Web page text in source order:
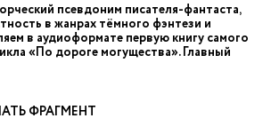
псевдоним писателя-фантаста,
в жанрах тёмного фэнтези и
в аудиоформате первую книгу самого
«По дороге могущества». Главный
ФРАГМЕНТ